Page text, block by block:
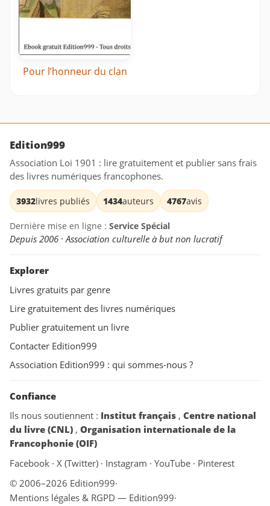
Pour l’honneur du clan
Edition999
Association Loi 1901 : lire gratuitement et publier sans frais
des livres numériques francophones.
3932livres publiés 1434auteurs 4767avis
Dernière mise en ligne : Service Spécial
Depuis 2006 · Association culturelle à but non lucratif
Explorer
Livres gratuits par genre
Lire gratuitement des livres numériques
Publier gratuitement un livre
Contacter Edition999
Association Edition999 : qui sommes-nous ?
Confiance
Ils nous soutiennent : Institut français , Centre national
du livre (CNL) , Organisation internationale de la
Francophonie (OIF)
Facebook · X (Twitter) · Instagram · YouTube · Pinterest
© 2006–2026 Edition999·
Mentions légales & RGPD — Edition999·